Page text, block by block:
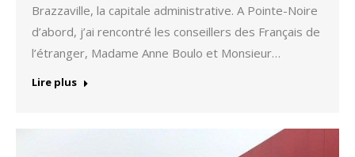
Brazzaville, la capitale administrative. A Pointe-Noire
d’abord, j’ai rencontré les conseillers des Français de
l’étranger, Madame Anne Boulo et Monsieur…
Lire plus